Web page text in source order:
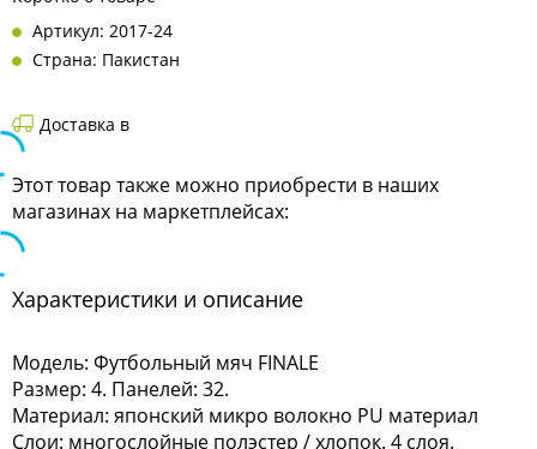
Артикул: 2017-24
Страна: Пакистан
Доставка в
Этот товар также можно приобрести в наших
магазинах на маркетплейсах:
Характеристики и описание
Модель: Футбольный мяч FINALE
Размер: 4. Панелей: 32.
Материал: японский микро волокно PU материал
Слои: многослойные полэстер / хлопок. 4 слоя.